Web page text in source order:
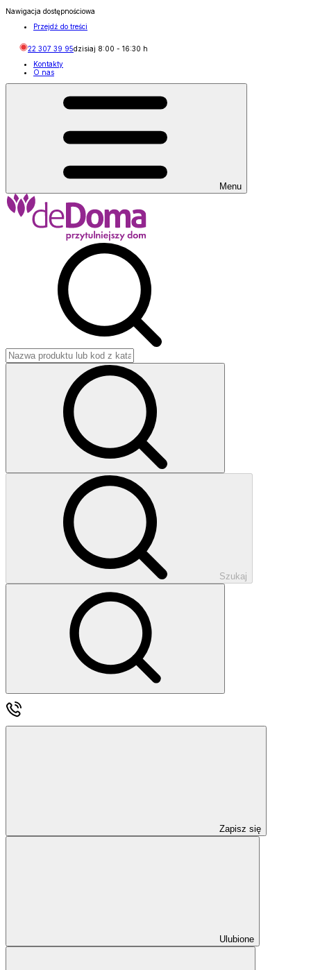
Nawigacja dostępnościowa
Przejdź do treści
22 307 39 95dzisiaj 8:00 - 16:30 h
Kontakty
O nas
Menu
Szukaj
Zapisz się
Ulubione